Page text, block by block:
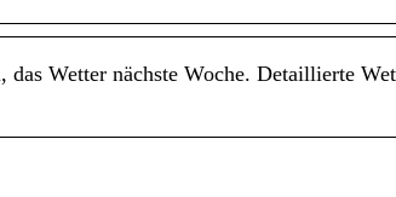
Wetter nächste Woche. Detaillierte